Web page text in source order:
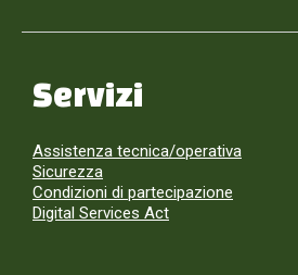
Servizi
Assistenza tecnica/operativa
Sicurezza
Condizioni di partecipazione
Digital Services Act